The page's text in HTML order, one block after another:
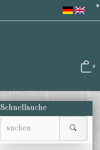
*
0
Schnellsuche